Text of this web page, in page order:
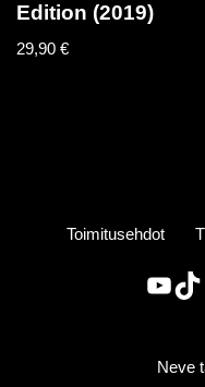
Edition (2019)
29,90 €
Toimitusehdot
Neve